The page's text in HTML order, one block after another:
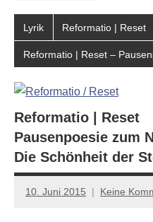
Lyrik Reformatio | Reset
Reformatio | Reset –
Reformatio | Reset
Pausenpoesie zum
Die Schönheit der
10. Juni 2015
Anton
Keine